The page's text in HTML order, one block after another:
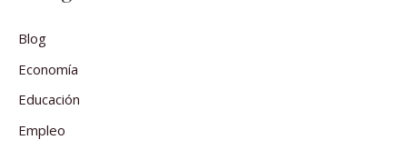
Blog
Economía
Educación
Empleo